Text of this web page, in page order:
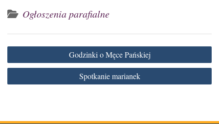
Ogłoszenia parafialne
Nawigacja
wpisu
Godzinki o Męce Pańskiej
Spotkanie marianek